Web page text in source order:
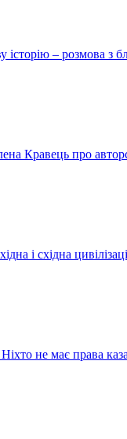
історію – розмова
Кравець про
і східна
не має права